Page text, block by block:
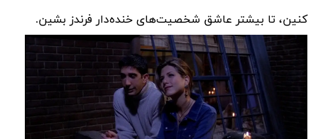
کنین، تا بیشتر عاشق شخصیت‌‌های خنده‌دار فرندز بشین.